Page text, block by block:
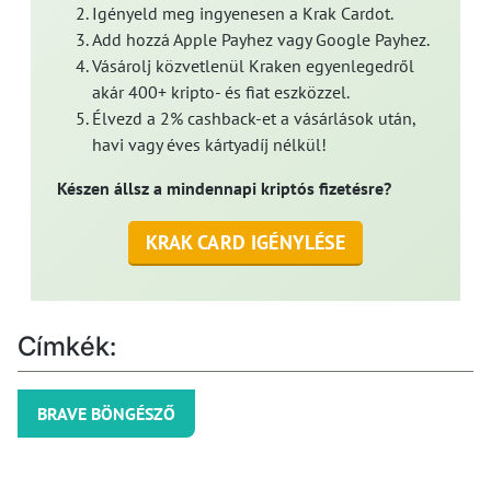
Igényeld meg ingyenesen a Krak Cardot.
Add hozzá Apple Payhez vagy Google Payhez.
Vásárolj közvetlenül Kraken egyenlegedről
akár 400+ kripto- és fiat eszközzel.
Élvezd a 2% cashback-et a vásárlások után,
havi vagy éves kártyadíj nélkül!
Készen állsz a mindennapi kriptós fizetésre?
KRAK CARD IGÉNYLÉSE
Címkék:
BRAVE BÖNGÉSZŐ